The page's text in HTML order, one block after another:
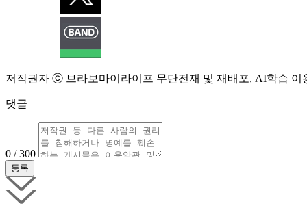
저작권자 ⓒ 브라보마이라이프 무단전재 및 재배포, AI학습 이
댓글
0 / 300